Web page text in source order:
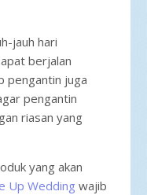
jauh hari
berjalan
pengantin juga
pengantin
riasan yang
yang akan
Up Wedding wajib